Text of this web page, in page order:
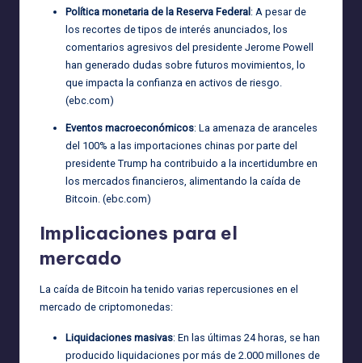
Política monetaria de la Reserva Federal: A pesar de
los recortes de tipos de interés anunciados, los
comentarios agresivos del presidente Jerome Powell
han generado dudas sobre futuros movimientos, lo
que impacta la confianza en activos de riesgo.
(ebc.com)
Eventos macroeconómicos: La amenaza de aranceles
del 100% a las importaciones chinas por parte del
presidente Trump ha contribuido a la incertidumbre en
los mercados financieros, alimentando la caída de
Bitcoin. (ebc.com)
Implicaciones para el
mercado
La caída de Bitcoin ha tenido varias repercusiones en el
mercado de criptomonedas:
Liquidaciones masivas: En las últimas 24 horas, se han
producido liquidaciones por más de 2.000 millones de